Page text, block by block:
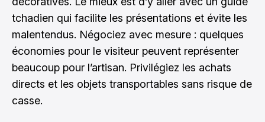
tchadien qui facilite les présentations et évite les
malentendus. Négociez avec mesure : quelques
économies pour le visiteur peuvent représenter
beaucoup pour l’artisan. Privilégiez les achats
directs et les objets transportables sans risque de
casse.